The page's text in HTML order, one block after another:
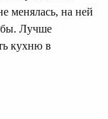
менялась, на ней
Лучше
кухню в